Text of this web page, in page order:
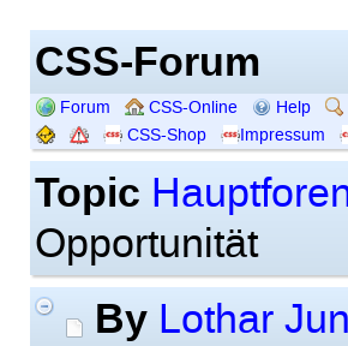
CSS-Forum
Forum CSS-Online Help
CSS-Shop
Impressum
Topic
Opportunität
By Lothar